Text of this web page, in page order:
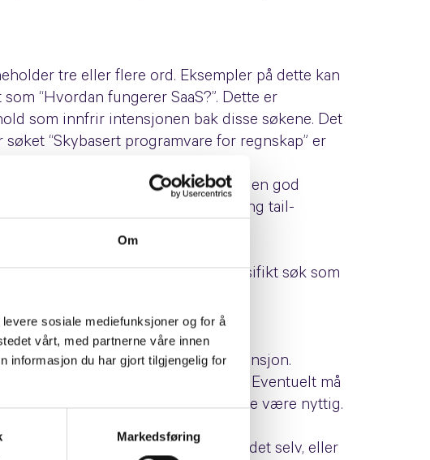
Om
sosiale mediefunksjoner og for å
vårt, med partnerne våre innen
informasjon du har gjort tilgjengelig for
Markedsføring
tre eller flere ord. Eksempler på dette kan
“Hvordan fungerer SaaS?”. Dette er
som innfrir intensjonen bak disse søkene. Det
“Skybasert programvare for regnskap” er
som “SaaS”, noe som muliggjør en god
at søkevolumet knyttet til disse long tail-
i konverteringsraten. Jo mer spesifikt søk som
og innfri deres søkeintensjon.
enn hva deres konkurrenter klarer. Eventuelt må
innhold. Her vil en søkeordsanalyse være nyttig.
målbar. Enten dere lager innholdet selv, eller